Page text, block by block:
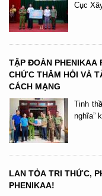
Cục
TẬP ĐOÀN PHENIKAA
CHỨC THĂM HỎI VÀ
CÁCH MẠNG
Tinh
nghĩa”
LAN TỎA TRI THỨC,
PHENIKAA!